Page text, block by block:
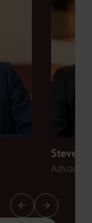
Steven
Advocaat